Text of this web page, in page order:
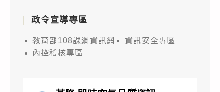
政令宣導專區
教育部108課綱資訊網
資訊安全專區
內控稽核專區